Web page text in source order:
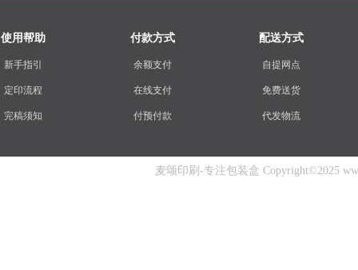
使用帮助
新手指引
定印流程
完稿须知
付款方式
余额支付
在线支付
付预付款
配送方式
自提网点
免费送货
代发物流
麦颂印刷-专注包装盒 Copyright©2025